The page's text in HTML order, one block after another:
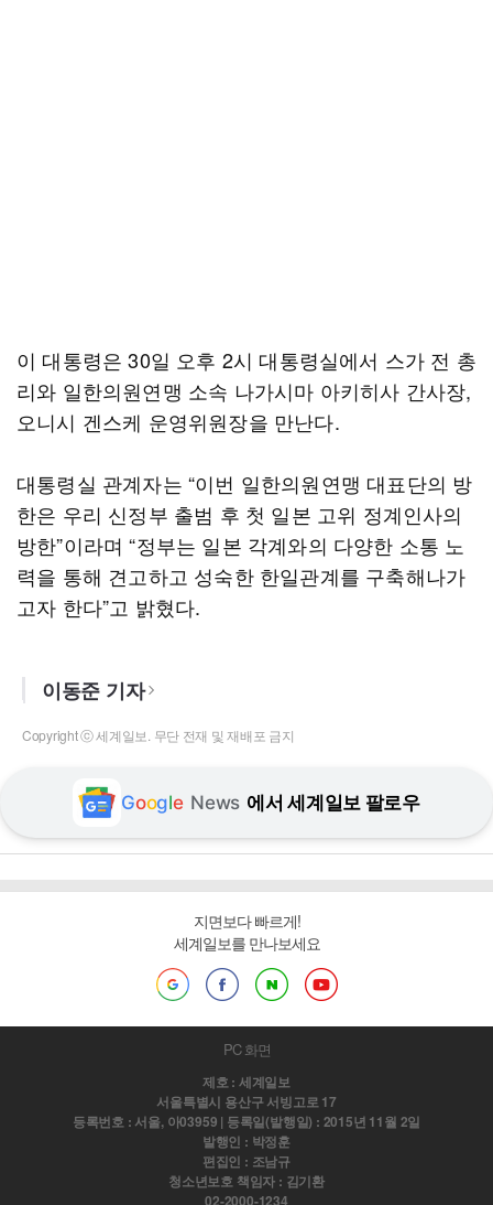
이 대통령은 30일 오후 2시 대통령실에서 스가 전 총
리와 일한의원연맹 소속 나가시마 아키히사 간사장,
오니시 겐스케 운영위원장을 만난다.
대통령실 관계자는 “이번 일한의원연맹 대표단의 방
한은 우리 신정부 출범 후 첫 일본 고위 정계인사의
방한”이라며 “정부는 일본 각계와의 다양한 소통 노
력을 통해 견고하고 성숙한 한일관계를 구축해나가
고자 한다”고 밝혔다.
이동준 기자
Copyright ⓒ 세계일보. 무단 전재 및 재배포 금지
Google News 에서 세계일보 팔로우
지면보다 빠르게!
세계일보를 만나보세요
PC 화면
제호 : 세계일보
서울특별시 용산구 서빙고로 17
등록번호 : 서울, 아03959 | 등록일(발행일) : 2015년 11월 2일
발행인 : 박정훈
편집인 : 조남규
청소년보호 책임자 : 김기환
02-2000-1234